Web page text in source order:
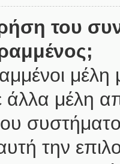
του
άλλα μέλη
την